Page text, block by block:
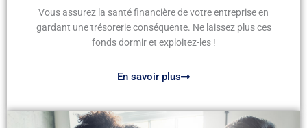
Vous assurez la santé financière de votre entreprise en
gardant une trésorerie conséquente. Ne laissez plus ces
fonds dormir et exploitez-les !
En savoir plus